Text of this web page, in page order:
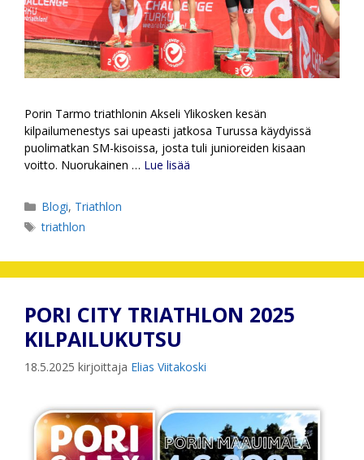
Porin Tarmo triathlonin Akseli Ylikosken kesän
kilpailumenestys sai upeasti jatkosa Turussa käydyissä
puolimatkan SM-kisoissa, josta tuli junioreiden kisaan
voitto. Nuorukainen … Lue lisää
Kategoriat
Blogi, Triathlon
Avainsanat
triathlon
PORI CITY TRIATHLON 2025
KILPAILUKUTSU
18.5.2025 kirjoittaja Elias Viitakoski